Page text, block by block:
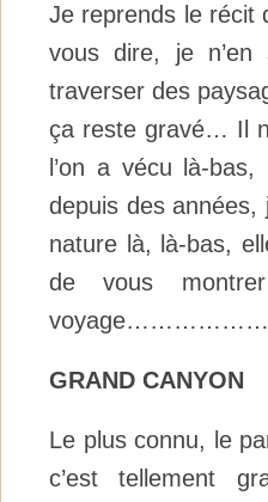
Je reprends le récit
vous dire, je n’en
traverser des
ça reste gravé… Il
l’on a vécu là-
depuis des années,
nature là, là-bas,
de vous
GRAND CANYON
Le plus connu, le
c’est tellement